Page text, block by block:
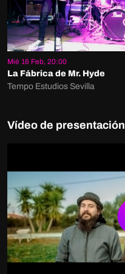
Mié 16 Feb, 20:00
La Fábrica de Mr. Hyde
Tempo Estudios Sevilla
Vídeo de presentación